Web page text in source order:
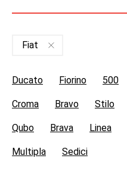
Fiat
Ducato Fiorino 500
Croma Bravo Stilo
Qubo Brava Linea
Multipla Sedici